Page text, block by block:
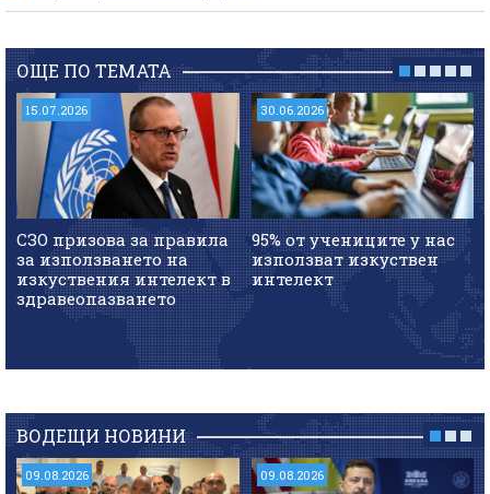
ОЩЕ ПО ТЕМАТА
15.07.2026
СЗО призова за правила
за използването на
изкуствения интелект в
здравеопазването
30.06.2026
95% от учениците у нас
използват изкуствен
интелект
ВОДЕЩИ НОВИНИ
09.08.2026 09.08.2026